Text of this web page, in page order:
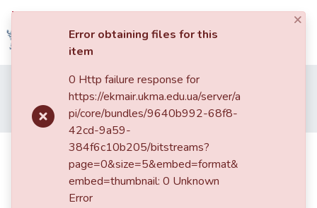
Communities
Collections
All of DSpace
001. Факультет гуманітарних наук
Кафедра філософії та релігієзнавства
"Декомунізація" і легітимація правлячої еліти в Україні
"Декомунізація" і легітимація
правлячої еліти в Україні
×
Error obtaining files for this
item
0 Http failure response for
https://ekmair.ukma.edu.ua/server/a
pi/core/bundles/9640b992-68f8-
42cd-9a59-
384f6c10b205/bitstreams?
page=0&size=5&embed=format&
embed=thumbnail: 0 Unknown
Error